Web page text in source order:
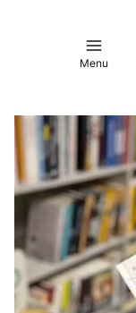
Menu